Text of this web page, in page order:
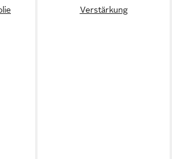
Verstärkung